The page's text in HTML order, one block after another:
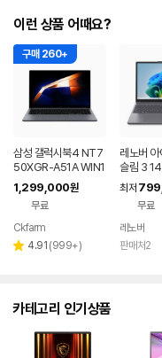
이런 상품 어때요?
구매 260+
삼성 갤럭시북4 NT7
50XGR-A51A WIN1
1 FPP(버젼UP설치)
업무용 학생용 사무용
노트북 문스톤그레이
1,299,000원
무료
페이
Ckfarm
별 4.91 리
(999+)
레노버
슬림 3
최저
무료
레노버
판매처2
카테고리 인기상품